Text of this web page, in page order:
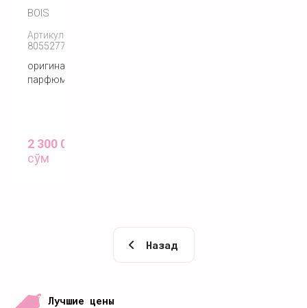
BOIS
Артикул:
8055277280350
оригинальный
парфюм
2 300 000
сўм
Назад
Лучшие цены